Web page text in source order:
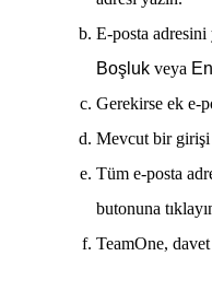
E-posta
Boşluk veya
Gerekirse ek e-
Mevcut bir girişi
Tüm e-posta
butonuna
TeamOne,